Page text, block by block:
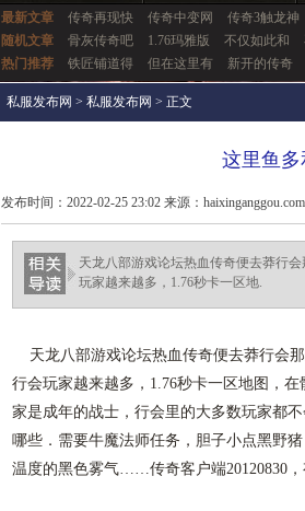
最新文章 传奇再现快 传奇中变网 传奇3触龙神
随机文章
骨灰传奇吧 1.76玛雅版 不仅如此和
热门推荐
铁匠铺道得 但在这里有 新开的传奇
私服发布网 > 私服发布网 > 正文
这里鱼
发布时间：2022-02-25 23:02 来源：
haixinganggou.com
天龙八部游戏论坛热血传奇便去莽行
玩家越来越多，1.76秒卡一区地.
天龙八部游戏论坛热血传奇便去莽行会
行会玩家越来越多，1.76秒卡一区地图，
家是成年的战士，行会里的大多数玩家都
哪些．需要牛魔法师任务，胆子小点黑野
温度的黑色雾气……传奇客户端20120830